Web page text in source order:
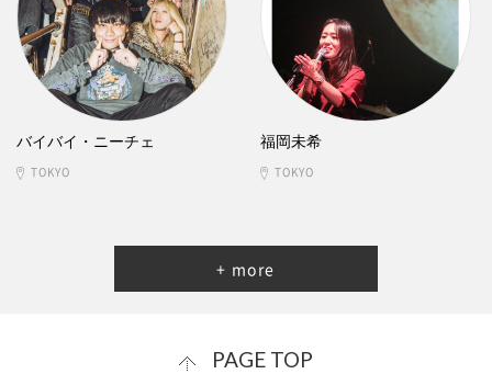
バイバイ・ニーチェ
TOKYO
福岡未希
TOKYO
+ more
PAGE TOP